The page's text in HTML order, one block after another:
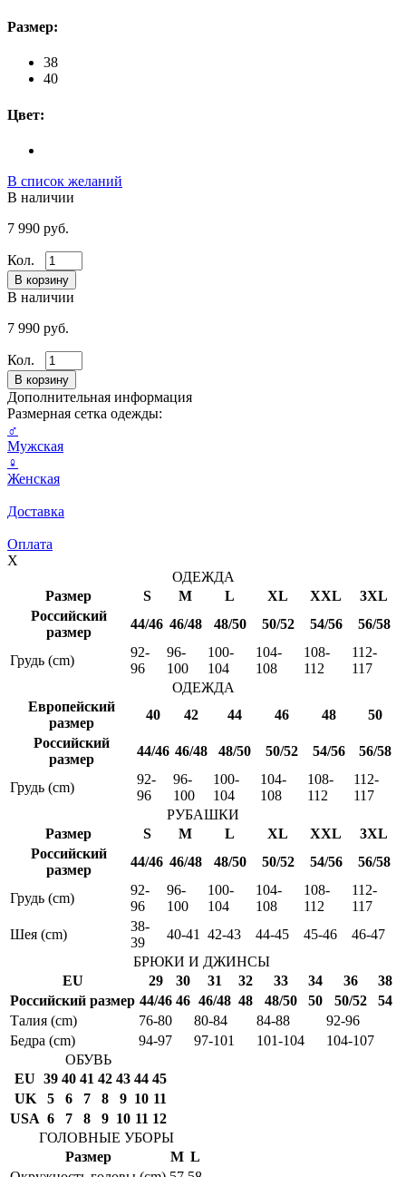
Размер:
38
40
Цвет:
В список желаний
В наличии
7 990 руб.
Кол.
В наличии
7 990 руб.
Кол.
Дополнительная информация
Размерная сетка одежды:
♂
Мужская
♀
Женская
Доставка
Оплата
X
ОДЕЖДА
Размер
S M L XL XXL
3XL
Российский
размер
44/46 46/48 48/50 50/52 54/56 56/58
Грудь (cm)
92-
96
96-
100
100-
104
104-
108
108-
112
112-
117
ОДЕЖДА
Европейский
размер
40 42 44 46 48
50
Российский
размер
44/46 46/48 48/50 50/52 54/56 56/58
Грудь (cm)
92-
96
96-
100
100-
104
104-
108
108-
112
112-
117
РУБАШКИ
Размер
S M L XL XXL
3XL
Российский
размер
44/46 46/48 48/50 50/52 54/56 56/58
Грудь (cm)
92-
96
96-
100
100-
104
104-
108
108-
112
112-
117
Шея (cm)
38-
39
40-41 42-43 44-45 45-46
46-47
БРЮКИ И ДЖИНСЫ
EU
29 30 31 32 33 34 36
38
Российский размер 44/46 46 46/48 48 48/50 50 50/52
54
Талия (cm)
76-80 80-84 84-88
92-96
Бедра (cm)
94-97 97-101 101-104
104-107
ОБУВЬ
EU 39 40 41 42 43 44 45
UK
5 6 7 8 9 10 11
USA 6 7 8 9 10 11 12
ГОЛОВНЫЕ УБОРЫ
Размер
M L